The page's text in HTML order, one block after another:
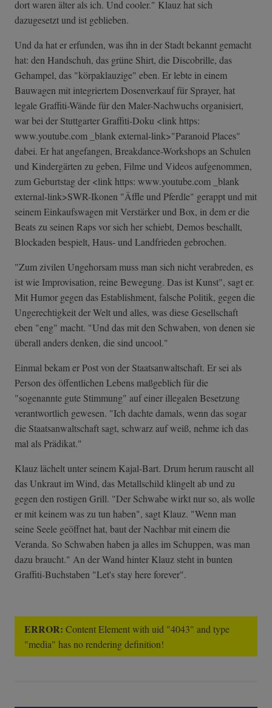
dort waren älter als ich. Und cooler." Klauz hat sich
dazugesetzt und ist geblieben.
Und da hat er erfunden, was ihn in der Stadt bekannt gemacht
hat: den Handschuh, das grüne Shirt, die Discobrille, das
Gehampel, das "körpaklauzige" eben. Er lebte in einem
Bauwagen mit integriertem Dosenverkauf für Sprayer, hat
legale Graffiti-Wände für den Maler-Nachwuchs organisiert,
war bei der Stuttgarter Graffiti-Doku <link https:
www.youtube.com _blank external-link>"Paranoid Places"
dabei. Er hat angefangen, Breakdance-Workshops an Schulen
und Kindergärten zu geben, Filme und Videos aufgenommen,
zum Geburtstag der <link https: www.youtube.com _blank
external-link>SWR-Ikonen "Äffle und Pferdle" gerappt und mit
seinem Einkaufswagen mit Verstärker und Box, in dem er die
Beats zu seinen Raps vor sich her schiebt, Demos beschallt,
Blockaden bespielt, Haus- und Landfrieden gebrochen.
"Zum zivilen Ungehorsam muss man sich nicht verabreden, es
ist wie Improvisation, reine Bewegung. Das ist Kunst", sagt er.
Mit Humor gegen das Establishment, falsche Politik, gegen die
Ungerechtigkeit der Welt und alles, was diese Gesellschaft
eben "eng" macht. "Und das mit den Schwaben, von denen sie
überall anders denken, die sind uncool."
Einmal bekam er Post von der Staatsanwaltschaft. Er sei als
Person des öffentlichen Lebens maßgeblich für die
"sogenannte gute Stimmung" auf einer illegalen Besetzung
verantwortlich gewesen. "Ich dachte damals, wenn das sogar
die Staatsanwaltschaft sagt, schwarz auf weiß, nehme ich das
mal als Prädikat."
Klauz lächelt unter seinem Kajal-Bart. Drum herum rauscht all
das Unkraut im Wind, das Metallschild klingelt ab und zu
gegen den rostigen Grill. "Der Schwabe wirkt nur so, als wolle
er mit keinem was zu tun haben", sagt Klauz. "Wenn man
seine Seele geöffnet hat, baut der Nachbar mit einem die
Veranda. So Schwaben haben ja alles im Schuppen, was man
dazu braucht." An der Wand hinter Klauz steht in bunten
Graffiti-Buchstaben "Let's stay here forever".
ERROR: Content Element with uid "4043" and type
"media" has no rendering definition!